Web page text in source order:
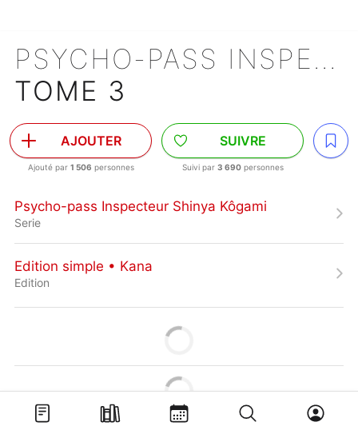
PSYCHO-PASS INSPECTEUR SHINYA KÔGAMI
TOME 3
AJOUTER
Ajouté par 1 506 personnes
SUIVRE
Suivi par 3 690personnes
Psycho-pass Inspecteur Shinya Kôgami
Serie
Edition simple • Kana
Edition